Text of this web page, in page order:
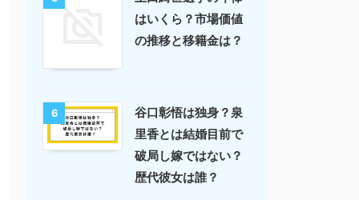
はいくら？市場価値
の推移と移籍金は？
6
谷口彰悟は独身？泉
里香とは結婚目前で
破局し嫁ではない？
歴代彼女は誰？